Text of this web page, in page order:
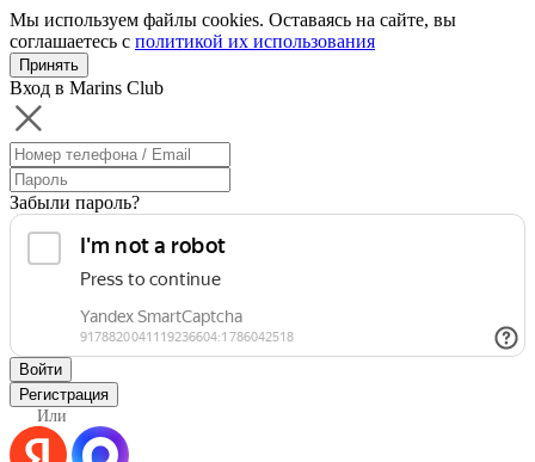
Мы используем файлы cookies. Оставаясь на сайте, вы
соглашаетесь с политикой их использования
Принять
Вход в Marins Club
Забыли пароль?
Войти
Регистрация
Или